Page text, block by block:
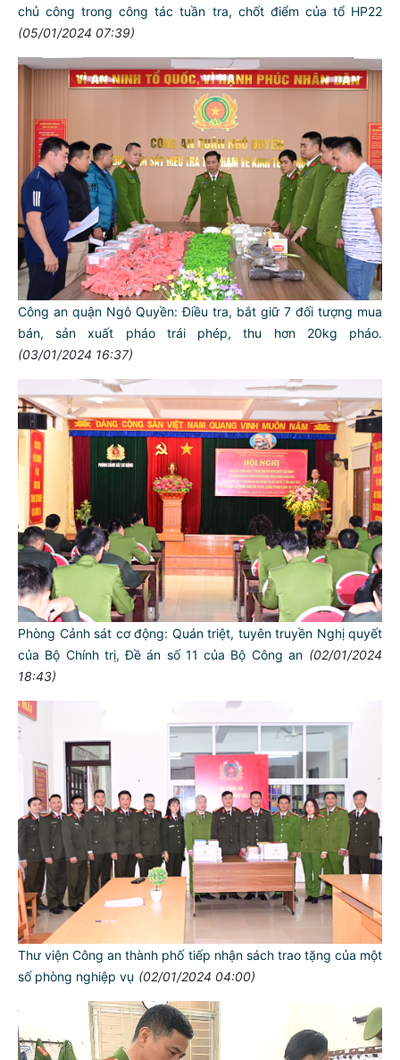
chủ công trong công tác tuần tra, chốt điểm của tổ HP22
(05/01/2024 07:39)
Công an quận Ngô Quyền: Điều tra, bắt giữ 7 đối tượng mua
bán, sản xuất pháo trái phép, thu hơn 20kg pháo.
(03/01/2024 16:37)
Phòng Cảnh sát cơ động: Quán triệt, tuyên truyền Nghị quyết
của Bộ Chính trị, Đề án số 11 của Bộ Công an (02/01/2024
18:43)
Thư viện Công an thành phố tiếp nhận sách trao tặng của một
số phòng nghiệp vụ (02/01/2024 04:00)